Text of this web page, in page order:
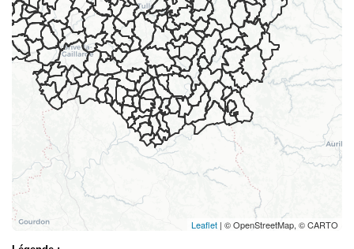
Leaflet | © OpenStreetMap, © CARTO